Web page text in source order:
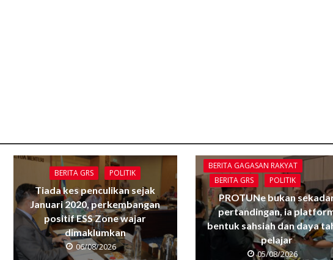
BERITA GRS POLITIK
Tiada kes penculikan sejak
Januari 2020, perkembangan
positif ESS Zone wajar
dimaklumkan
06/08/2026
BERITA GAGASAN RAKYAT
BERITA GRS
POLITIK
PROTUNe bukan
pertandingan, ia
bentuk sahsiah dan daya
pelajar
05/08/2026